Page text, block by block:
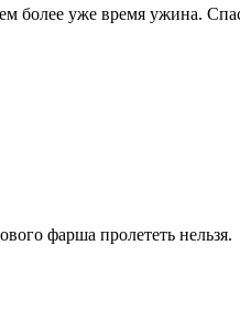
более уже время ужина.
фарша пролететь нельзя.